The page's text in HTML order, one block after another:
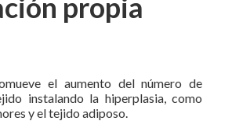
propia
el aumento del número de
instalando la hiperplasia, como
y el tejido adiposo.